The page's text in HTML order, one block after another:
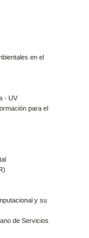
en el
- UV
para el
y su
de Servicios